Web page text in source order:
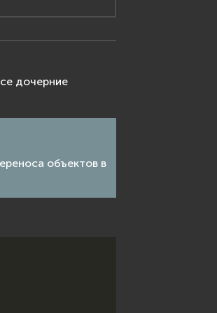
дочерние
объектов в